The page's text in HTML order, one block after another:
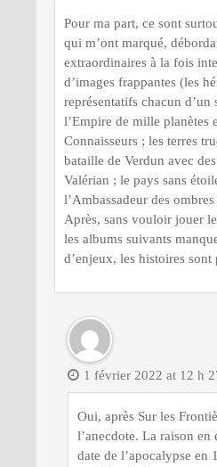
Pour ma part, ce sont
qui m’ont marqué,
extraordinaires à la fois
d’images frappantes (les
représentatifs chacun
l’Empire de mille planètes
Connaisseurs ; les terres
bataille de Verdun avec
Valérian ; le pays sans
l’Ambassadeur des
Après, sans vouloir jouer
les albums suivants
d’enjeux, les histoires sont
1 février 2022 at 12 h
Oui, après Sur les
l’anecdote. La raison en
date de l’apocalypse en